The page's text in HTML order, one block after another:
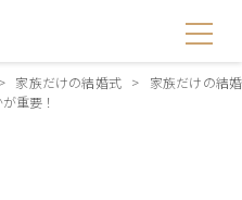
> 家族だけの結婚式 >
家族だけの結婚
重要！